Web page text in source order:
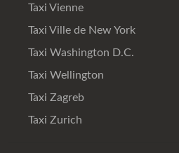
Taxi Vienne
Taxi Ville de New York
Taxi Washington D.C.
Taxi Wellington
Taxi Zagreb
Taxi Zurich